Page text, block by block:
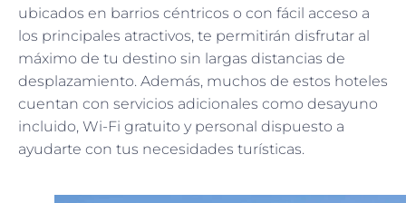
ubicados en barrios céntricos o con fácil acceso a
los principales atractivos, te permitirán disfrutar al
máximo de tu destino sin largas distancias de
desplazamiento. Además, muchos de estos hoteles
cuentan con servicios adicionales como desayuno
incluido, Wi-Fi gratuito y personal dispuesto a
ayudarte con tus necesidades turísticas.